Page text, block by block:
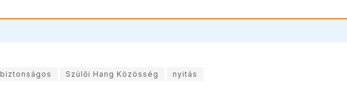
biztonságos Szülői Hang Közösség nyitás